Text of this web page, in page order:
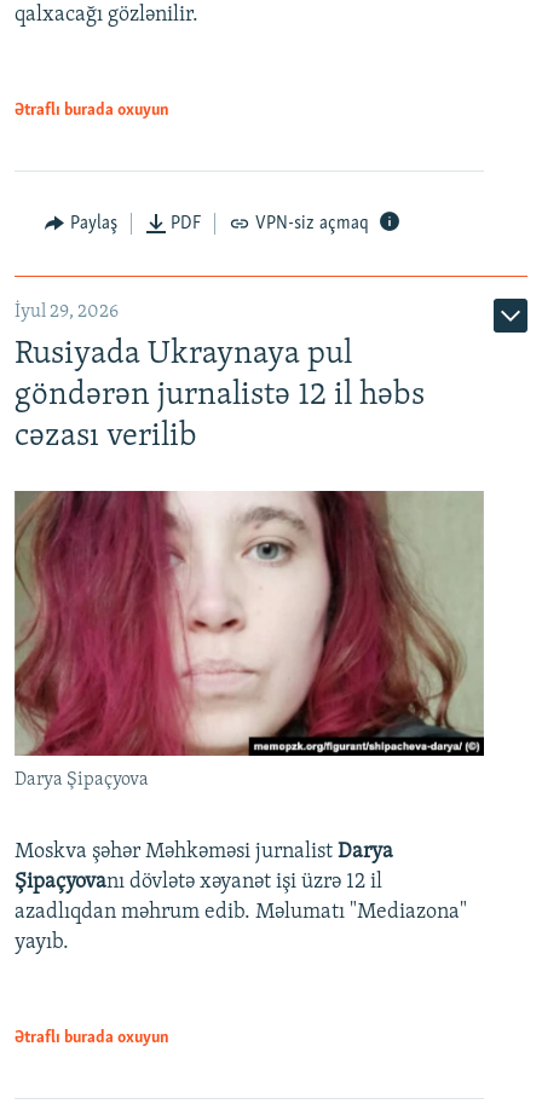
qalxacağı gözlənilir.
Ətraflı burada oxuyun
Paylaş PDF VPN-siz açmaq
İyul 29, 2026
Rusiyada Ukraynaya pul
göndərən jurnalistə 12 il həbs
cəzası verilib
Darya Şipaçyova
Moskva şəhər Məhkəməsi jurnalist Darya
Şipaçyovanı dövlətə xəyanət işi üzrə 12 il
azadlıqdan məhrum edib. Məlumatı "Mediazona"
yayıb.
Ətraflı burada oxuyun